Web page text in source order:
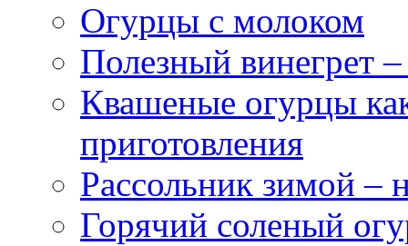
Огурцы с молоком
Полезный винегрет
Квашеные огурцы
приготовления
Рассольник зимой –
Горячий соленый